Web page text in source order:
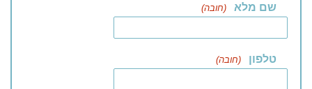
שם מלא (חובה)
טלפון (חובה)